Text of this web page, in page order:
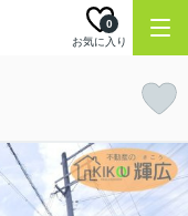
お気に入り
0